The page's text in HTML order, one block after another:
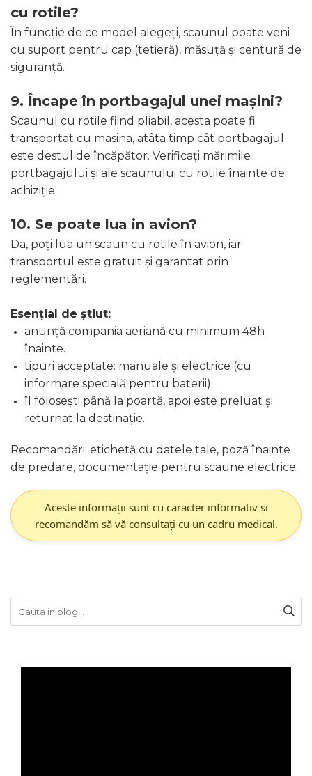
cu rotile?
În funcție de ce model alegeți, scaunul poate veni
cu suport pentru cap (tetieră), măsuță și centură de
siguranță.
9. Încape în portbagajul unei mașini?
Scaunul cu rotile fiind pliabil, acesta poate fi
transportat cu masina, atâta timp cât portbagajul
este destul de încăpător. Verificați mărimile
portbagajului și ale scaunului cu rotile înainte de
achiziție.
10. Se poate lua in avion?
Da, poți lua un scaun cu rotile în avion, iar
transportul este gratuit și garantat prin
reglementări.
Esențial de știut:
anunță compania aeriană cu minimum 48h
înainte.
tipuri acceptate: manuale și electrice (cu
informare specială pentru baterii).
îl folosești până la poartă, apoi este preluat și
returnat la destinație.
Recomandări: etichetă cu datele tale, poză înainte
de predare, documentație pentru scaune electrice.
Aceste informații sunt cu caracter informativ și
recomandăm să vă consultați cu un cadru medical.